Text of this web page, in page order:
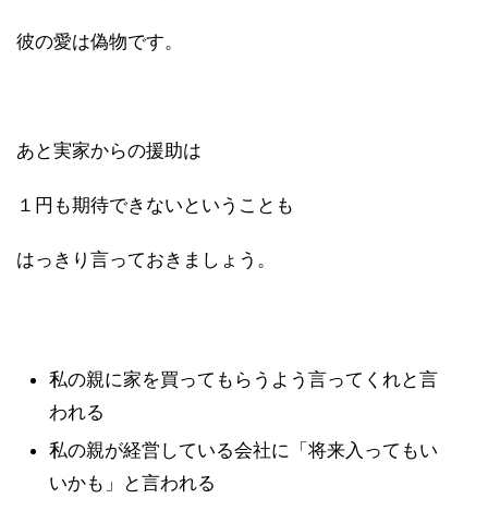
彼の愛は偽物です。
あと実家からの援助は
１円も期待できないということも
はっきり言っておきましょう。
私の親に家を買ってもらうよう言ってくれと言
われる
私の親が経営している会社に「将来入ってもい
いかも」と言われる